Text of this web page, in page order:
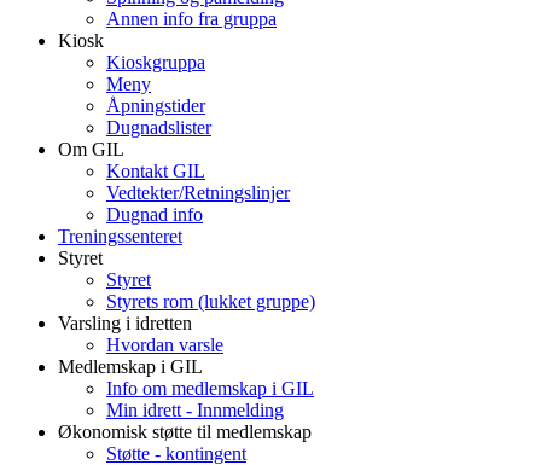
Annen info fra gruppa
Kiosk
Kioskgruppa
Meny
Åpningstider
Dugnadslister
Om GIL
Kontakt GIL
Vedtekter/Retningslinjer
Dugnad info
Treningssenteret
Styret
Styret
Styrets rom (lukket gruppe)
Varsling i idretten
Hvordan varsle
Medlemskap i GIL
Info om medlemskap i GIL
Min idrett - Innmelding
Økonomisk støtte til medlemskap
Støtte - kontingent